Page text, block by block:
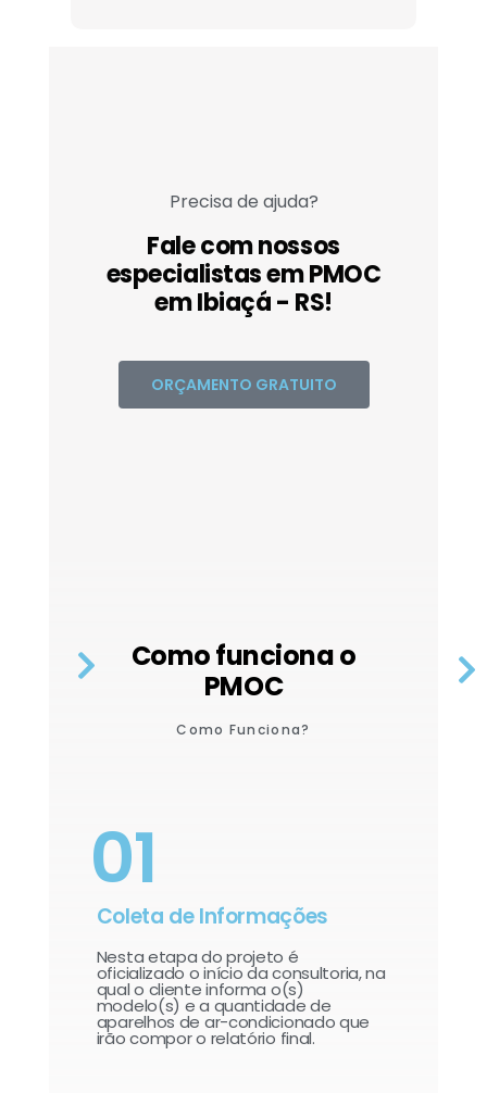
Precisa de ajuda?
Fale com nossos
especialistas em PMOC
em Ibiaçá - RS!
ORÇAMENTO GRATUITO
Como funciona o
PMOC
Como Funciona?
01
Coleta de Informações
Nesta etapa do projeto é
oficializado o início da consultoria, na
qual o cliente informa o(s)
modelo(s) e a quantidade de
aparelhos de ar-condicionado que
irão compor o relatório final.​